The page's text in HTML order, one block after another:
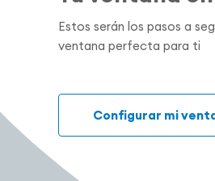
Estos serán los pasos a
ventana perfecta para ti
Configurar mi